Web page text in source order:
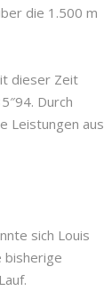
die 1.500 m
dieser Zeit
Durch
Leistungen aus
sich Louis
bisherige